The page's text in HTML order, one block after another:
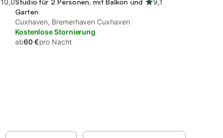
10,0Studio für 2 Personen, mit Balkon und
Garten
9,1
Cuxhaven, Bremerhaven Cuxhaven
Kostenlose Stornierung
ab60 €pro Nacht